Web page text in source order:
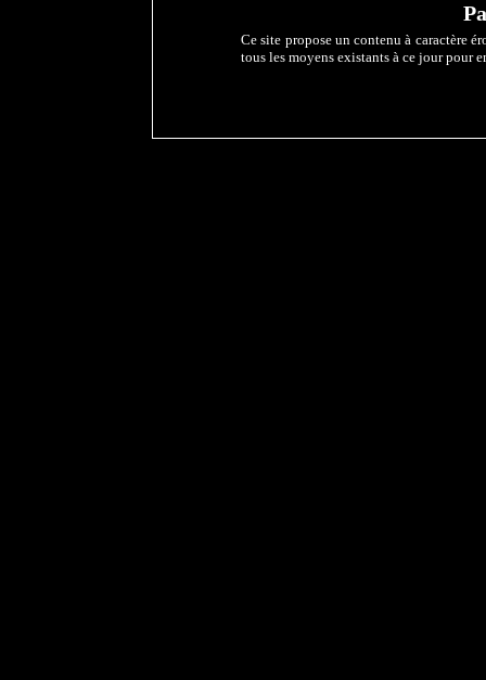
Ce site propose un contenu à caractère
tous les moyens existants à ce jour pour